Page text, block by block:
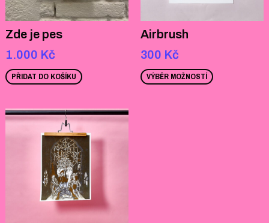
Zde je pes
1.000 Kč
PŘIDAT DO KOŠÍKU
Airbrush
300 Kč
VÝBĚR MOŽNOSTÍ